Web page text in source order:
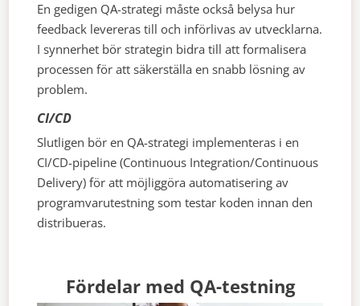
En gedigen QA-strategi måste också belysa hur
feedback levereras till och införlivas av utvecklarna.
I synnerhet bör strategin bidra till att formalisera
processen för att säkerställa en snabb lösning av
problem.
CI/CD
Slutligen bör en QA-strategi implementeras i en
CI/CD-pipeline (Continuous Integration/Continuous
Delivery) för att möjliggöra automatisering av
programvarutestning som testar koden innan den
distribueras.
Fördelar med QA-testning